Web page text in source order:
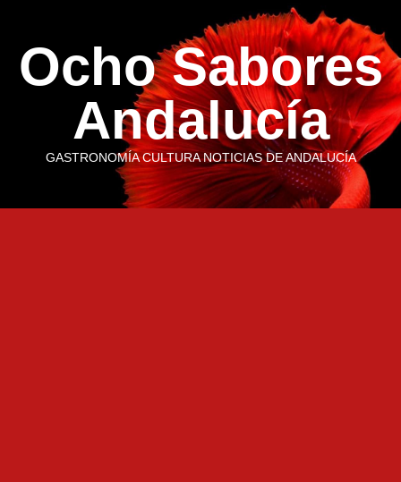
contenido
Ocho Sabores
Andalucía
GASTRONOMÍA CULTURA NOTICIAS DE ANDALUCÍA